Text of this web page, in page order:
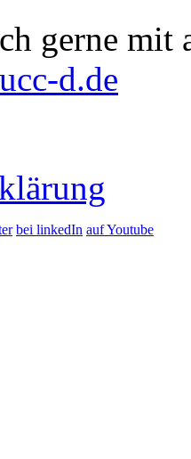
gerne mit
d.de
bei linkedIn auf Youtube